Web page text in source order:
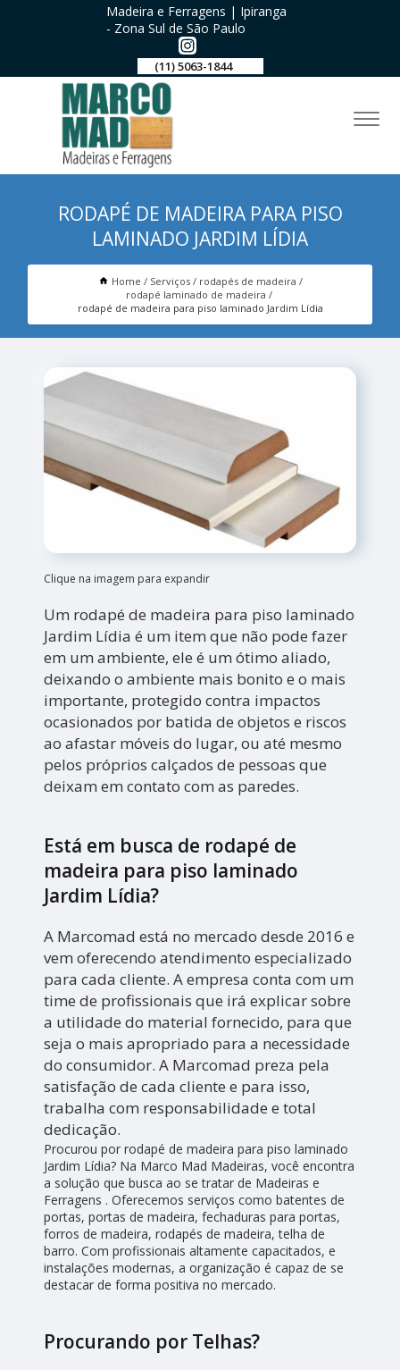
Madeira e Ferragens | Ipiranga
- Zona Sul de São Paulo
(11) 5063-1844
RODAPÉ DE MADEIRA PARA PISO
LAMINADO JARDIM LÍDIA
Home Serviços
rodapés de madeira
rodapé laminado de madeira
rodapé de madeira para piso laminado Jardim Lídia
Clique na imagem para expandir
Um rodapé de madeira para piso laminado
Jardim Lídia é um item que não pode fazer
em um ambiente, ele é um ótimo aliado,
deixando o ambiente mais bonito e o mais
importante, protegido contra impactos
ocasionados por batida de objetos e riscos
ao afastar móveis do lugar, ou até mesmo
pelos próprios calçados de pessoas que
deixam em contato com as paredes.
Está em busca de rodapé de
madeira para piso laminado
Jardim Lídia?
A Marcomad está no mercado desde 2016 e
vem oferecendo atendimento especializado
para cada cliente. A empresa conta com um
time de profissionais que irá explicar sobre
a utilidade do material fornecido, para que
seja o mais apropriado para a necessidade
do consumidor. A Marcomad preza pela
satisfação de cada cliente e para isso,
trabalha com responsabilidade e total
dedicação.
Procurou por rodapé de madeira para piso laminado
Jardim Lídia? Na Marco Mad Madeiras, você encontra
a solução que busca ao se tratar de Madeiras e
Ferragens . Oferecemos serviços como batentes de
portas, portas de madeira, fechaduras para portas,
forros de madeira, rodapés de madeira, telha de
barro. Com profissionais altamente capacitados, e
instalações modernas, a organização é capaz de se
destacar de forma positiva no mercado.
Procurando por Telhas?